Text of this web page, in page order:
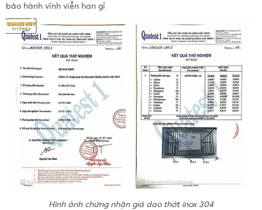
bảo hành vĩnh viễn han gỉ
Hình ảnh chứng nhận giá dao thớt inox 304